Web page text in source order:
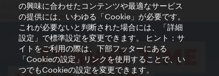
クッキーの設定
© Copyright WienTourismus
の興味に合わせたコンテンツや最適なサービス
の提供には、いわゆる「Cookie」が必要です。
これが必要ないと判断された場合には、「詳細
設定」で標準設定を変更できます。 ヒント：サ
イトをご利用の際は、下部フッターにある
「Cookieの設定」リンクを使用することで、い
つでもCookieの設定を変更できます。